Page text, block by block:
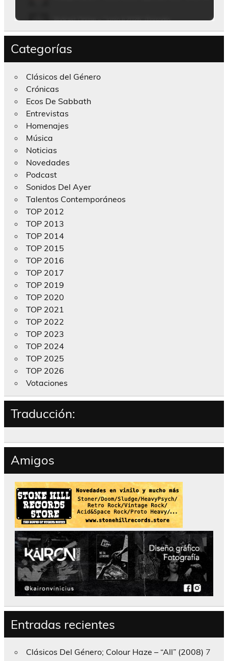
Categorías
Clásicos del Género
Crónicas
Ecos De Sabbath
Entrevistas
Homenajes
Música
Noticias
Novedades
Podcast
Sonidos Del Ayer
Talentos Contemporáneos
TOP 2012
TOP 2013
TOP 2014
TOP 2015
TOP 2016
TOP 2017
TOP 2019
TOP 2020
TOP 2021
TOP 2022
TOP 2023
TOP 2024
TOP 2025
TOP 2026
Votaciones
Traducción:
Amigos
Entradas recientes
Clásicos Del Género; Colour Haze – “All” (2008) 7